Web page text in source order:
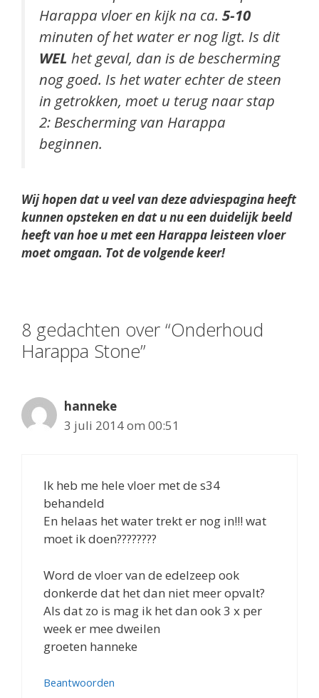
Harappa vloer en kijk na ca. 5-10
minuten of het water er nog ligt. Is dit
WEL het geval, dan is de bescherming
nog goed. Is het water echter de steen
in getrokken, moet u terug naar stap
2: Bescherming van Harappa
beginnen.
Wij hopen dat u veel van deze adviespagina heeft
kunnen opsteken en dat u nu een duidelijk beeld
heeft van hoe u met een Harappa leisteen vloer
moet omgaan. Tot de volgende keer!
8 gedachten over “Onderhoud
Harappa Stone”
hanneke
3 juli 2014 om 00:51
Ik heb me hele vloer met de s34
behandeld
En helaas het water trekt er nog in!!! wat
moet ik doen????????
Word de vloer van de edelzeep ook
donkerde dat het dan niet meer opvalt?
Als dat zo is mag ik het dan ook 3 x per
week er mee dweilen
groeten hanneke
Beantwoorden